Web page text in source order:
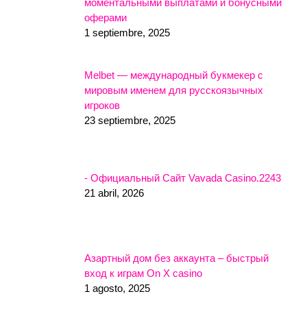
оферами
1 septiembre, 2025
Melbet — международный букмекер с
мировым именем для русскоязычных
игроков
23 septiembre, 2025
- Официальный Сайт Vavada Casino.2243
21 abril, 2026
Азартный дом без аккаунта – быстрый
вход к играм On X casino
1 agosto, 2025